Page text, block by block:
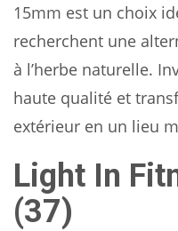
15mm est un choix
recherchent une
à l’herbe naturelle.
haute qualité et
extérieur en un lieu
Light In
(37)